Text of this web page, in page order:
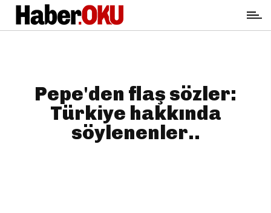
Pepe'den flaş sözler:
Türkiye hakkında
söylenenler..